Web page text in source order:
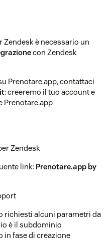
Zendesk è necessario un
con Zendesk
Prenotare.app, contattaci
: creeremo il tuo account e
Prenotare.app
Zendesk
link: Prenotare.app by
richiesti alcuni parametri da
è il subdominio
in fase di creazione